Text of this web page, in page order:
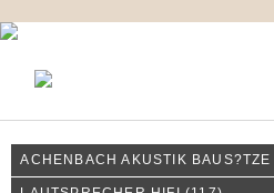
ACHENBACH AKUSTIK BAUS?TZE